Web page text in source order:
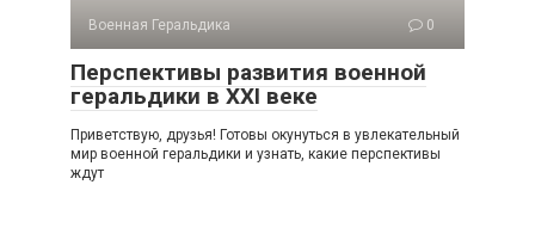
Военная Геральдика 0
Перспективы развития военной
геральдики в XXI веке
Приветствую, друзья! Готовы окунуться в увлекательный
мир военной геральдики и узнать, какие перспективы
ждут